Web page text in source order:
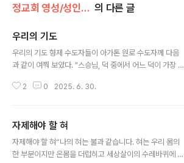
정교회 영성/성인의 가르침 의 다른 글
우리의 기도
우리의 기도 형제 수도자들이 아가톤 원로 수도자께 다음
과 같이 여쭤 보았다. "스승님, 덕 중에서 어느 덕이 가장 우
대답하셨다."그것은 우리의 기도입니다. 왜냐하면 영혼이
무기는 기도이기 때문입니다." 하루는 이사야 원로 수도자
가 식탁에서 잡담하고 있는 형제 수도자들을 나무랐다. "형
제들이여! 떠들지 말게. 우리가 먹는 이 식탁은 두 번째 교
2 0 2025. 6. 30.
자제해야 할 혀
자제해야 할 혀“나의 혀는 불과 같습니다. 혀는 우리 몸의
한 부분이지만 온몸을 더럽히고 세상살이의 수레바퀴에 불